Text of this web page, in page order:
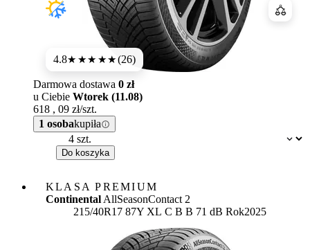
4.8★★★★★(26)
Dostępność:
Darmowa dostawa 0 zł
u Ciebie Wtorek (11.08)
618 , 09 zł/szt.
1 osobakupiła
Do koszyka
KLASA PREMIUM
Continental AllSeasonContact 2
215/40R17 87Y XL Etykieta:
C B B 71 dB Rok2025